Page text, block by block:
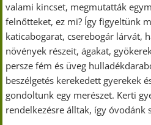
valami kincset, megmutatták
felnőtteket, ez mi? Így figyeltünk
katicabogarat, cserebogár lárvát,
növények részeit, ágakat,
persze fém és üveg
beszélgetés kerekedett gyerekek
gondoltunk egy merészet. Kerti
rendelkezésre álltak, így